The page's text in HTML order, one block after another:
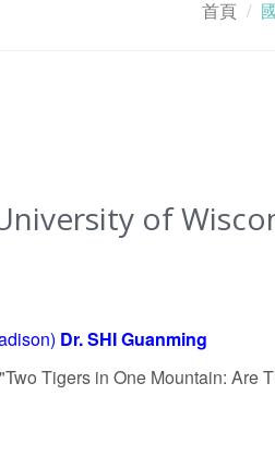
首頁
of
Dr. SHIGuanming
Tigers in One Mountain: Are